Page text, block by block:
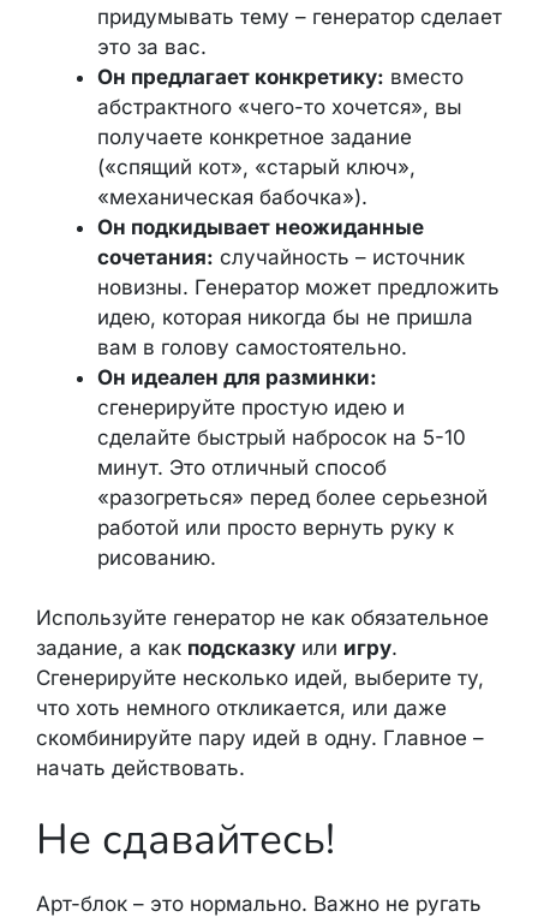
придумывать тему – генератор сделает
это за вас.
Он предлагает конкретику: вместо
абстрактного «чего-то хочется», вы
получаете конкретное задание
(«спящий кот», «старый ключ»,
«механическая бабочка»).
Он подкидывает неожиданные
сочетания: случайность – источник
новизны. Генератор может предложить
идею, которая никогда бы не пришла
вам в голову самостоятельно.
Он идеален для разминки:
сгенерируйте простую идею и
сделайте быстрый набросок на 5-10
минут. Это отличный способ
«разогреться» перед более серьезной
работой или просто вернуть руку к
рисованию.
Используйте генератор не как обязательное
задание, а как подсказку или игру.
Сгенерируйте несколько идей, выберите ту,
что хоть немного откликается, или даже
скомбинируйте пару идей в одну. Главное –
начать действовать.
Не сдавайтесь!
Арт-блок – это нормально. Важно не ругать